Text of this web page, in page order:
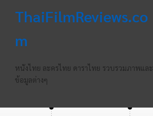
ThaiFilmReviews.co
m
หนังไทย ละครไทย ดาราไทย รวบรวมภาพและ
ข้อมูลต่างๆ